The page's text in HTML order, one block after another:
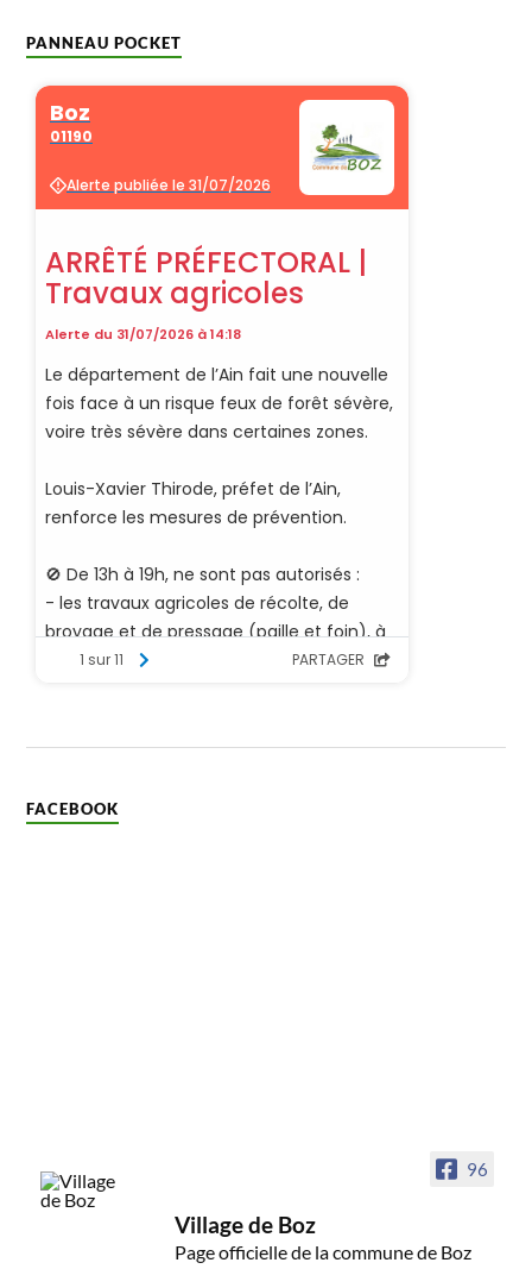
PANNEAU POCKET
FACEBOOK
96
Village de Boz
Page officielle de la commune de Boz